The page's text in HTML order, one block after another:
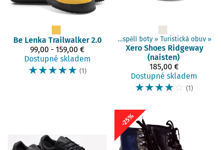
Be Lenka Trailwalker 2.0
99,00 - 159,00 €
Dostupné skladem
☆☆☆☆☆ (1)
Produkty‪» Barefoot boty Dospělí boty ‪» Turistická obuv ‪»
Xero Shoes Ridgeway
(naisten)
185,00 €
Dostupné skladem
☆☆☆☆☆ (1)
-25%